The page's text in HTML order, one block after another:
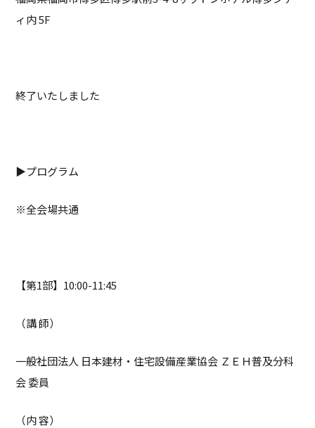
ィ内 5F
終了いたしました
▶プログラム
※全会場共通
【第1部】10:00-11:45
（講 師）
一般社団法人 日本建材・住宅設備産業協会 ＺＥＨ普及分科
会 委員
（内 容）